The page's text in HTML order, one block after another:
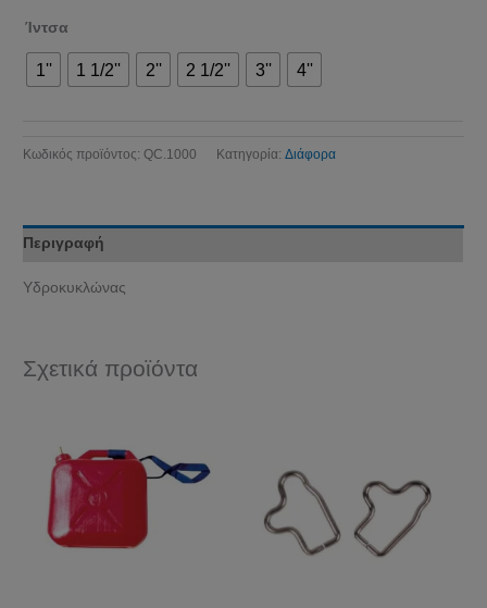
Ίντσα
1'' 1 1/2'' 2'' 2 1/2'' 3'' 4''
Κωδικός προϊόντος:QC.1000 Κατηγορία:Διάφορα
Περιγραφή
Υδροκυκλώνας
Σχετικά προϊόντα